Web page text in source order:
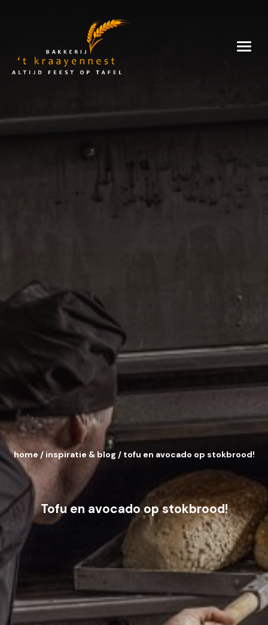
Kraayennest
Tofu en avocado op stokbrood!
home / inspiratie & blog / tofu en avocado op stokbrood!